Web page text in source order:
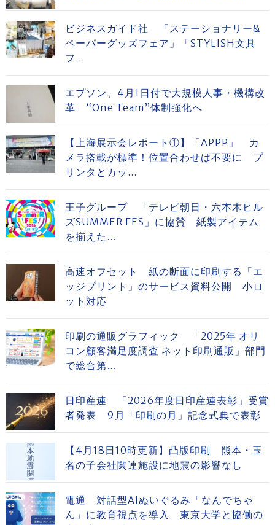
ビジネスガイド社 「ステーショナリー&
ペーパーグッズフェア」「STYLISH文具
フ...
エプソン、4月1日付で大規模人事・機構改
革 “One Team”体制強化へ
【上海展示会レポート①】「APPP」 カ
メラ搭載が標準！位置合わせは不要に プ
リンタとカッ...
王子グループ 「テレビ朝日・六本木ヒル
ズSUMMER FES」に協賛 紙製アイテム
を揃えた...
高速オフセット 紙の断面に印刷する「エ
ッジプリント」のサービス資料公開 小ロ
ット対応
印刷の通販グラフィック 「2025年 オリ
コン顧客満足度調査 ネット印刷通販」部門
で総合第...
日印産連 「2026年度日印産連表彰」受賞
者発表 9月「印刷の月」記念式典で表彰
【4月18日10時更新】凸版印刷 熊本・玉
名の子会社関連施設に地震の影響なし
電通 対話型AIぬいぐるみ「なんでちゃ
ん」に教育視点を導入 東京大学と協働の